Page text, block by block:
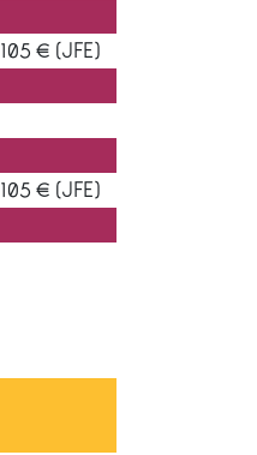
105 € (JFE)
105 € (JFE)